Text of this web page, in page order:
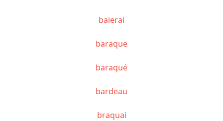
baierai
baraque
baraqué
bardeau
braquai